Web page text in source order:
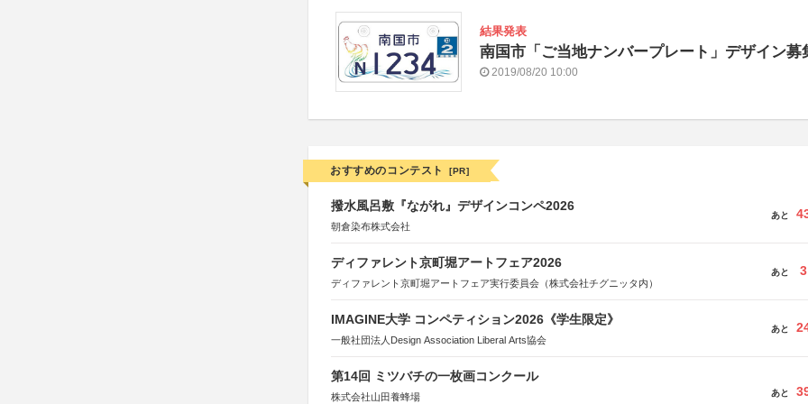
結果発表
南国市「ご当地ナンバープレート」デザイン募
2019/08/20 10:00
おすすめのコンテスト [PR]
撥水風呂敷『ながれ』デザインコンペ2026
朝倉染布株式会社
あと
ディファレント京町堀アートフェア2026
ディファレント京町堀アートフェア実行委員会（株式会社チグニッタ内）
あと 3
IMAGINE大学 コンペティション2026《学生限定》
一般社団法人Design Association Liberal Arts協会
あと
第14回 ミツバチの一枚画コンクール
株式会社山田養蜂場 あと